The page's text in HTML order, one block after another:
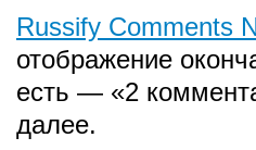
Russify Comments
отображение
есть — «2
далее.